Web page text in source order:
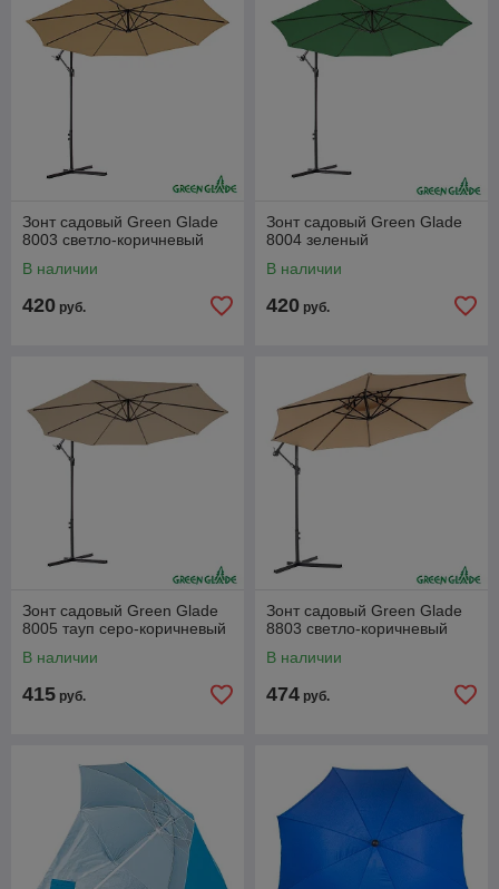
Зонт садовый Green Glade
8003 светло-коричневый
В наличии
420 руб.
Зонт садовый Green Glade
8004 зеленый
В наличии
420 руб.
Зонт садовый Green Glade
8005 тауп серо-коричневый
В наличии
415 руб.
Зонт садовый Green Glade
8803 светло-коричневый
В наличии
474 руб.